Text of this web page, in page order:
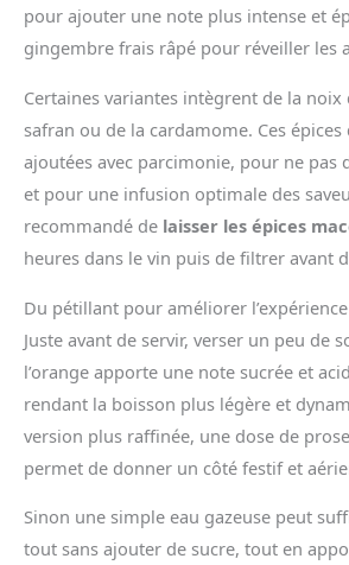
pour ajouter une note plus intense et
gingembre frais râpé pour réveiller les
Certaines variantes intègrent de la noix
safran ou de la cardamome. Ces
ajoutées avec parcimonie, pour ne pas
et pour une infusion optimale des
recommandé de laisser les épices
heures dans le vin puis de filtrer avant
Du pétillant pour améliorer
Juste avant de servir, verser un peu de
l’orange apporte une note sucrée et
rendant la boisson plus légère et
version plus raffinée, une dose de
permet de donner un côté festif et
Sinon une simple eau gazeuse peut
tout sans ajouter de sucre, tout en